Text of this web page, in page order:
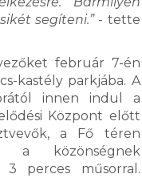
segíteni.”- tette
február 7-én
kastély parkjába. A
innen indul a
Központ előtt
a Fő téren
a közönségnek
perces műsorral.